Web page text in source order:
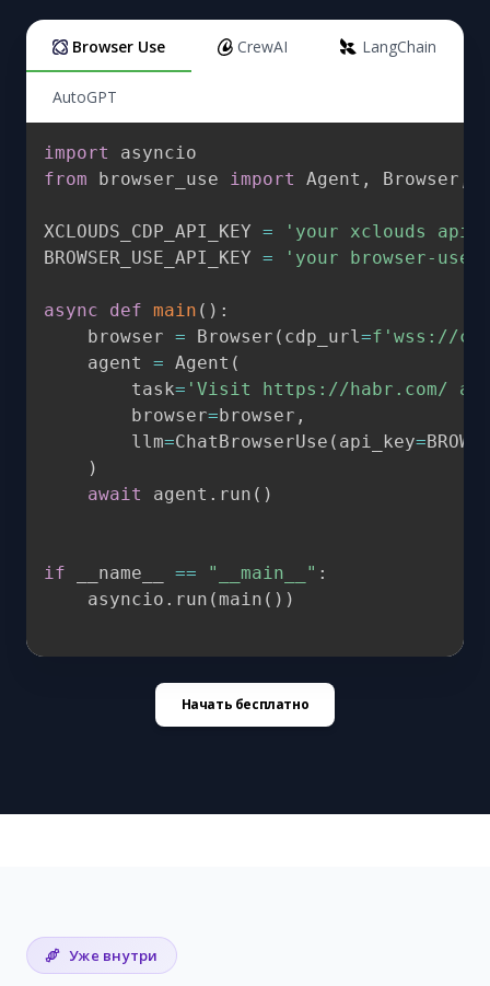
Browser Use CrewAI LangChain
AutoGPT
import
from browser_use import Agent , Browser
XCLOUDS_CDP_API_KEY =
'your xclouds api
BROWSER_USE_API_KEY = 'your browser-use
async def main ( ) :
    browser
= Browser ( cdp_url =f'wss://
    agent
= Agent (
        task
= 'Visit https://habr.com/
        browser
=browser ,
        llm
=ChatBrowserUse ( api_key=
)
await
agent . run ( )
if __name__ == "__main__" :
    asyncio
. run ( main ( ) )
Начать бесплатно
Уже внутри